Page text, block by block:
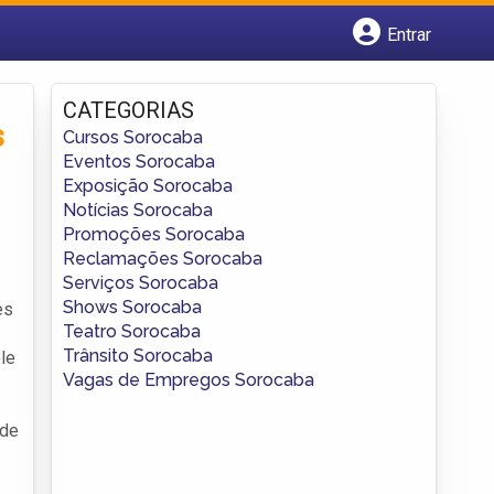
Entrar
Fazer login
Criar conta
CATEGORIAS
Cursos Sorocaba
Eventos Sorocaba
Exposição Sorocaba
Notícias Sorocaba
Promoções Sorocaba
Reclamações Sorocaba
Serviços Sorocaba
Shows Sorocaba
Teatro Sorocaba
Trânsito Sorocaba
Vagas de Empregos Sorocaba